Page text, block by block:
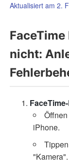
Aktualisiert am 2.
nicht:
iPhone.
"Kamera".